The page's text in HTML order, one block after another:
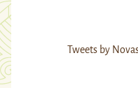
Tweets by